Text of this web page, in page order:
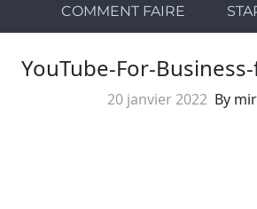
COMMENT FAIRE
YouTube-For-
20 janvier 2022 By